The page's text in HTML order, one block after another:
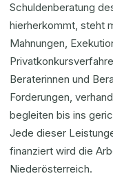
Schuldenberatung
hierherkommt, steht
Mahnungen,
Beraterinnen und
Forderungen,
begleiten bis ins
Jede dieser
finanziert wird die
Niederösterreich.